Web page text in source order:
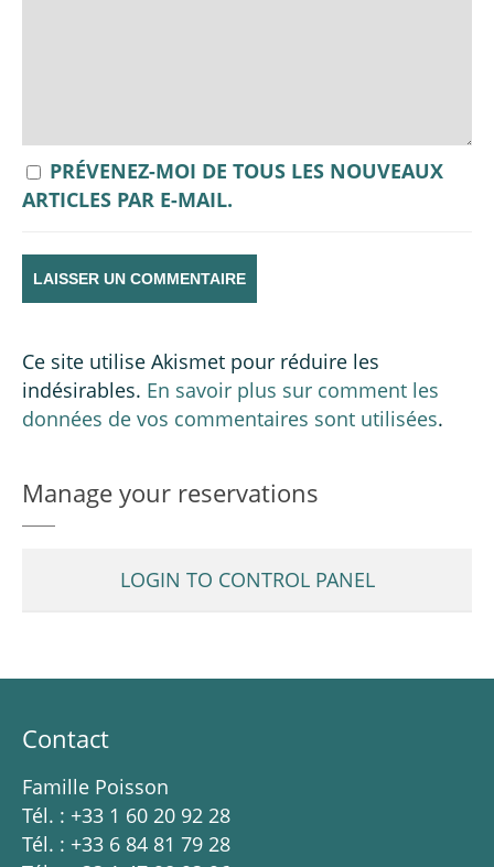
PRÉVENEZ-MOI DE TOUS LES NOUVEAUX
ARTICLES PAR E-MAIL.
Ce site utilise Akismet pour réduire les
indésirables. En savoir plus sur comment les
données de vos commentaires sont utilisées.
Manage your reservations
LOGIN TO CONTROL PANEL
Contact
Famille Poisson
Tél. : +33 1 60 20 92 28
Tél. : +33 6 84 81 79 28